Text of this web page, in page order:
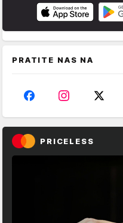
PRATITE NAS NA
PRICELESS